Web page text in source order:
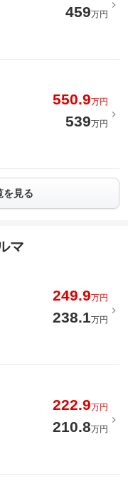
459万円
550.9万円
539万円
を見る
マ
249.9万円
238.1万円
222.9万円
210.8万円